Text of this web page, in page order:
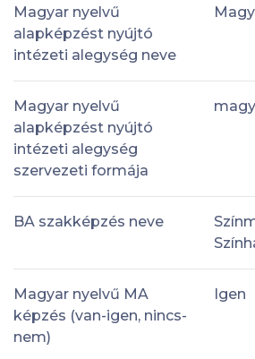
Magyar nyelvű
alapképzést nyújtó
intézeti alegység neve
Magyar nyelvű
alapképzést nyújtó
intézeti alegység
szervezeti formája
BA szakképzés neve
Magyar nyelvű MA
képzés (van-igen, nincs-
nem)
Igen